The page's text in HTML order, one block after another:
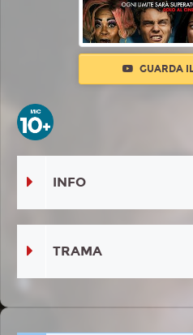
GUARDA
INFO
TRAMA